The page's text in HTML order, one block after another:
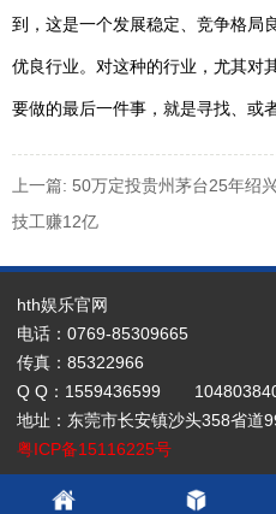
到，这是一个发展稳定、竞争格局
优良行业。对这种的行业，尤其对
要做的最后一件事，就是寻找、或
上一篇: 50万定投贵州茅台25年绍
技工赚12亿
hth娱乐官网
电话：0769-85309665
传真：85322966
Q Q：1559436599
地址：东莞市长安镇沙头358省道
粤ICP备15116225号